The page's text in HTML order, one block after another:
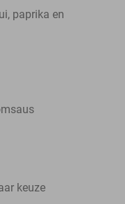
paprika en
keuze